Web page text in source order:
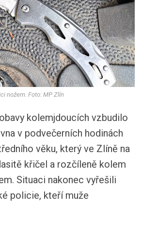
nožem. Foto: MP Zlín
kolemjdoucích vzbudilo
v podvečerních hodinách
věku, který ve Zlíně na
křičel a rozčíleně kolem
Situaci nakonec vyřešili
policie, kteří muže